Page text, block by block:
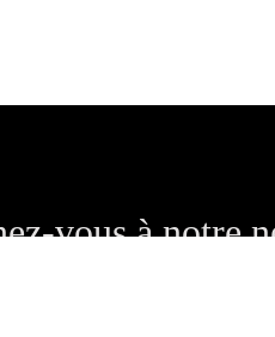
vous à notre